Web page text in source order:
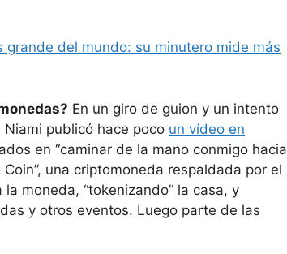
del mundo: su minutero mide más
En un giro de guion y un intento
Niami publicó hace poco un vídeo en
en “caminar de la mano conmigo hacia
Coin”, una criptomoneda respaldada por el
moneda, “tokenizando” la casa, y
y otros eventos. Luego parte de las